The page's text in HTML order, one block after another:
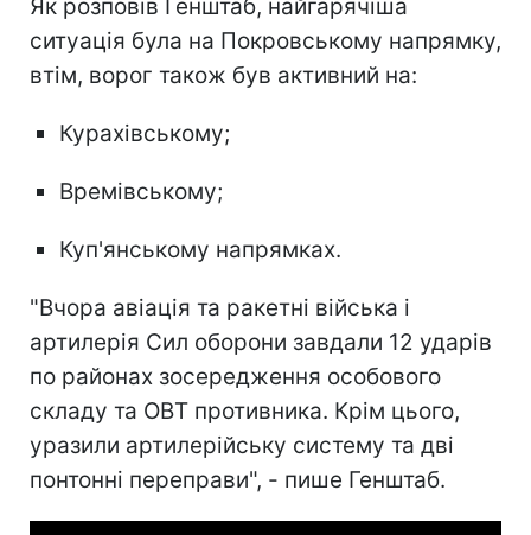
Як розповів Генштаб, найгарячіша
ситуація була на Покровському напрямку,
втім, ворог також був активний на:
Курахівському;
Времівському;
Куп'янському напрямках.
"Вчора авіація та ракетні війська і
артилерія Сил оборони завдали 12 ударів
по районах зосередження особового
складу та ОВТ противника. Крім цього,
уразили артилерійську систему та дві
понтонні переправи", - пише Генштаб.